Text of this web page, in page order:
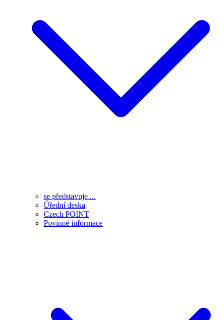
se představuje ...
Úřední deska
Czech POINT
Povinné informace